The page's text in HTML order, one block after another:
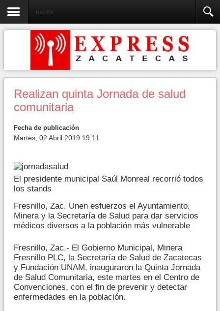
Fresnillo
Realizan quinta Jornada de salud
comunitaria
Fecha de publicación
Martes, 02 Abril 2019 19:11
El presidente municipal Saúl Monreal recorrió todos
los stands
Fresnillo, Zac. Unen esfuerzos el Ayuntamiento,
Minera y la Secretaría de Salud para dar servicios
médicos diversos a la población más vulnerable
Fresnillo, Zac.- El Gobierno Municipal, Minera
Fresnillo PLC, la Secretaría de Salud de Zacatecas
y Fundación UNAM, inauguraron la Quinta Jornada
de Salud Comunitaria, este martes en el Centro de
Convenciones, con el fin de prevenir y detectar
enfermedades en la población.